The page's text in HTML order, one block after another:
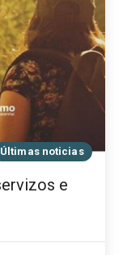
Últimas noticias
e